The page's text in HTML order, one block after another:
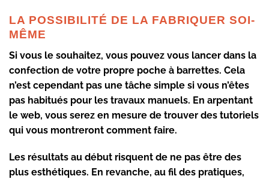
LA POSSIBILITÉ DE LA FABRIQUER SOI-
MÊME
Si vous le souhaitez, vous pouvez vous lancer dans la
confection de votre propre poche à barrettes. Cela
n’est cependant pas une tâche simple si vous n’êtes
pas habitués pour les travaux manuels. En arpentant
le web, vous serez en mesure de trouver des tutoriels
qui vous montreront comment faire.
Les résultats au début risquent de ne pas être des
plus esthétiques. En revanche, au fil des pratiques,